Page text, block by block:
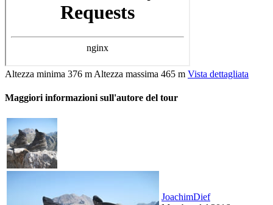
Altezza minima 376 m Altezza massima 465 m Vista dettagliata
Maggiori informazioni sull'autore del tour
JoachimDief